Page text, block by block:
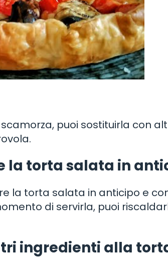
puoi sostituirla con
la torta salata in
la torta salata in anticipo e
di servirla, puoi
ingredienti alla